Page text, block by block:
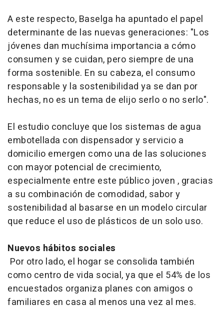
A este respecto, Baselga ha apuntado el papel
determinante de las nuevas generaciones: "Los
jóvenes dan muchísima importancia a cómo
consumen y se cuidan, pero siempre de una
forma sostenible. En su cabeza, el consumo
responsable y la sostenibilidad ya se dan por
hechas, no es un tema de elijo serlo o no serlo".
El estudio concluye que los sistemas de agua
embotellada con dispensador y servicio a
domicilio emergen como una de las soluciones
con mayor potencial de crecimiento,
especialmente entre este público joven , gracias
a su combinación de comodidad, sabor y
sostenibilidad al basarse en un modelo circular
que reduce el uso de plásticos de un solo uso.
Nuevos hábitos sociales
Por otro lado, el hogar se consolida también
como centro de vida social, ya que el 54% de los
encuestados organiza planes con amigos o
familiares en casa al menos una vez al mes.